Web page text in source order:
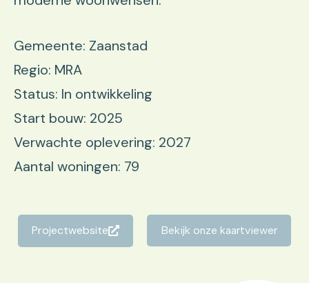
Gemeente: Zaanstad
Regio: MRA
Status: In ontwikkeling
Start bouw: 2025
Verwachte oplevering: 2027
Aantal woningen: 79
Projectwebsite Bekijk onze kaartviewer